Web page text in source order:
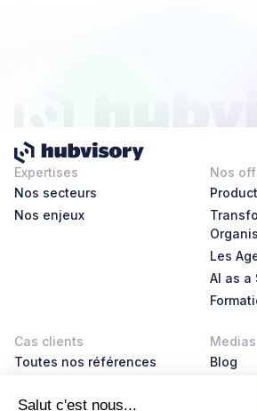
Expertises
Nos secteurs
Nos enjeux
Nos
Les
AI as a
Cas clients
Toutes nos références
Medias
Blog
AI